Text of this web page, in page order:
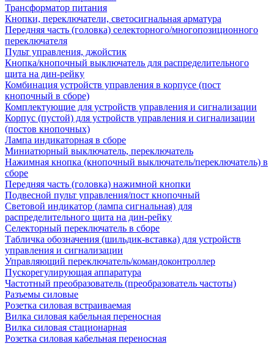
Трансформатор питания
Кнопки, переключатели, светосигнальная арматура
Передняя часть (головка) селекторного/многопозиционного
переключателя
Пульт управления, джойстик
Кнопка/кнопочный выключатель для распределительного
щита на дин-рейку
Комбинация устройств управления в корпусе (пост
кнопочный в сборе)
Комплектующие для устройств управления и сигнализации
Корпус (пустой) для устройств управления и сигнализации
(постов кнопочных)
Лампа индикаторная в сборе
Миниатюрный выключатель, переключатель
Нажимная кнопка (кнопочный выключатель/переключатель) в
сборе
Передняя часть (головка) нажимной кнопки
Подвесной пульт управления/пост кнопочный
Световой индикатор (лампа сигнальная) для
распределительного щита на дин-рейку
Селекторный переключатель в сборе
Табличка обозначения (шильдик-вставка) для устройств
управления и сигнализации
Управляющий переключатель/командоконтроллер
Пускорегулирующая аппаратура
Частотный преобразователь (преобразователь частоты)
Разъемы силовые
Розетка силовая встраиваемая
Вилка силовая кабельная переносная
Вилка силовая стационарная
Розетка силовая кабельная переносная